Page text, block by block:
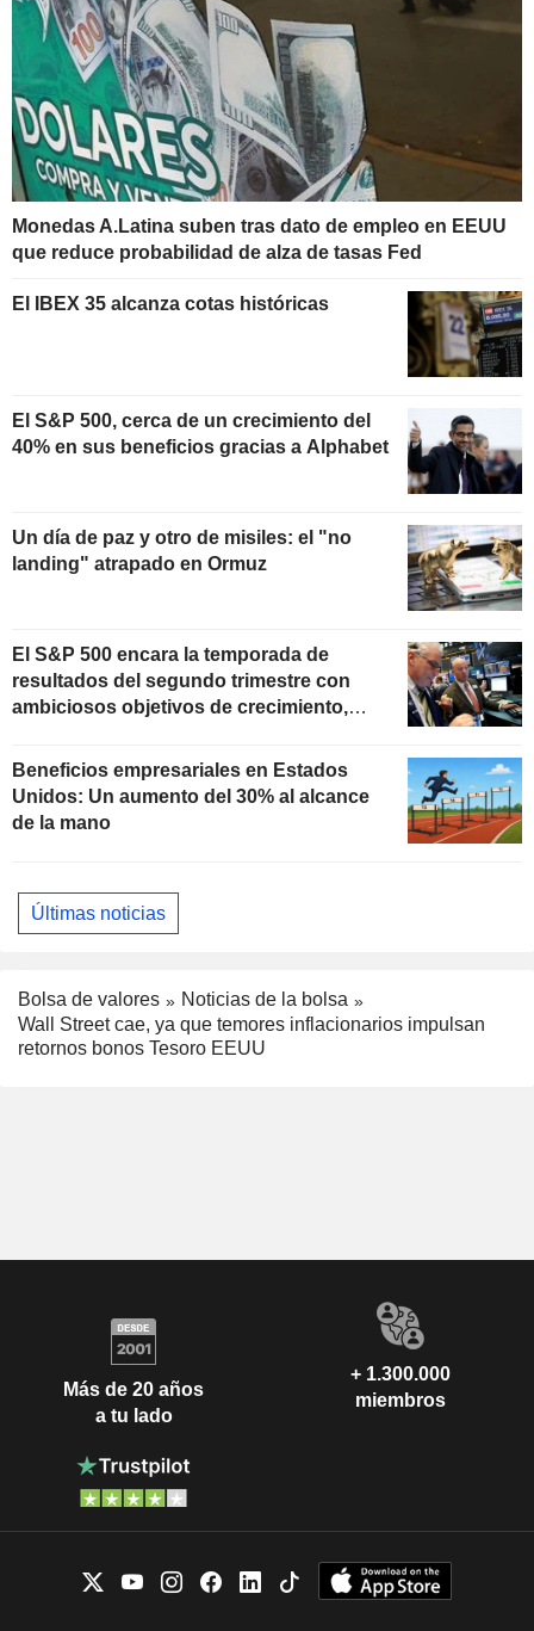
Monedas A.Latina suben tras dato de empleo en EEUU
que reduce probabilidad de alza de tasas Fed
El IBEX 35 alcanza cotas históricas
El S&P 500, cerca de un crecimiento del
40% en sus beneficios gracias a Alphabet
Un día de paz y otro de misiles: el "no
landing" atrapado en Ormuz
El S&P 500 encara la temporada de
resultados del segundo trimestre con
ambiciosos objetivos de crecimiento,
Beneficios empresariales en Estados
Unidos: Un aumento del 30% al alcance
de la mano
Últimas noticias
Bolsa de valores
Noticias de la bolsa
Wall Street cae, ya que temores inflacionarios impulsan
retornos bonos Tesoro EEUU
Más de 20 años
a tu lado
+ 1.300.000
miembros